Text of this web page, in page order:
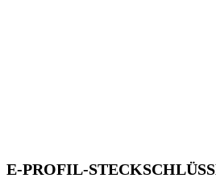
E-PROFIL-